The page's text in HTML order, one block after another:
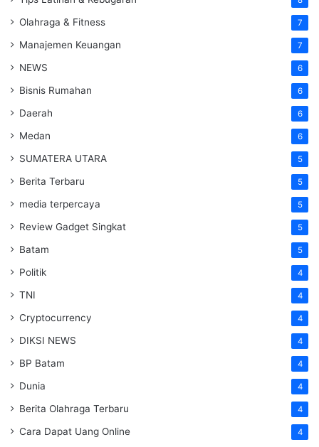
Olahraga & Fitness 7
Manajemen Keuangan 7
NEWS 6
Bisnis Rumahan 6
Daerah 6
Medan 6
SUMATERA UTARA 5
Berita Terbaru 5
media terpercaya 5
Review Gadget Singkat 5
Batam 5
Politik 4
TNI 4
Cryptocurrency 4
DIKSI NEWS 4
BP Batam 4
Dunia 4
Berita Olahraga Terbaru 4
Cara Dapat Uang Online 4